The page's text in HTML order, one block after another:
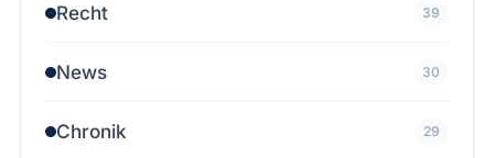
Recht 39
News 30
Chronik 29